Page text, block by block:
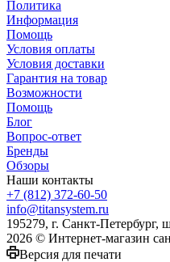
Политика
Информация
Помощь
Условия оплаты
Условия доставки
Гарантия на товар
Возможности
Помощь
Блог
Вопрос-ответ
Бренды
Обзоры
Наши контакты
+7 (812) 372-60-50
info@titansystem.ru
195279, г. Санкт-
2026 © Интернет-магазин
Версия для печати